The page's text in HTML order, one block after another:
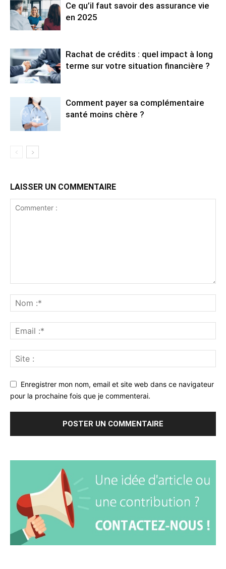
Ce qu’il faut savoir des assurance vie
en 2025
Rachat de crédits : quel impact à long
terme sur votre situation financière ?
Comment payer sa complémentaire
santé moins chère ?
LAISSER UN COMMENTAIRE
Enregistrer mon nom, email et site web dans ce navigateur
pour la prochaine fois que je commenterai.